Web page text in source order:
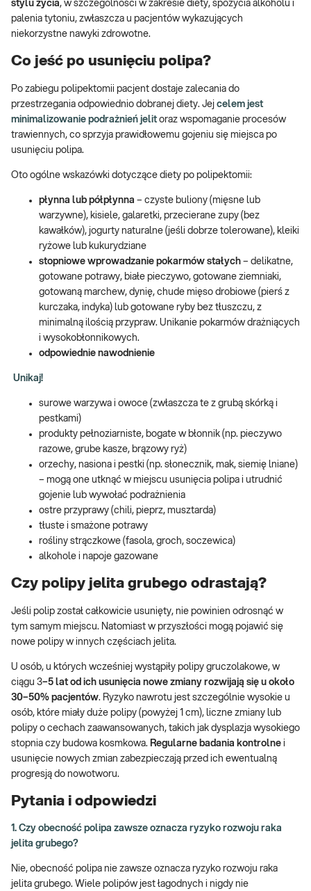
stylu życia, w szczególności w zakresie diety, spożycia alkoholu i
palenia tytoniu, zwłaszcza u pacjentów wykazujących
niekorzystne nawyki zdrowotne.
Co jeść po usunięciu polipa?
Po zabiegu polipektomii pacjent dostaje zalecania do
przestrzegania odpowiednio dobranej diety. Jej celem jest
minimalizowanie podrażnień jelit oraz wspomaganie procesów
trawiennych, co sprzyja prawidłowemu gojeniu się miejsca po
usunięciu polipa.
Oto ogólne wskazówki dotyczące diety po polipektomii:
płynna lub półpłynna – czyste buliony (mięsne lub
warzywne), kisiele, galaretki, przecierane zupy (bez
kawałków), jogurty naturalne (jeśli dobrze tolerowane), kleiki
ryżowe lub kukurydziane
stopniowe wprowadzanie pokarmów stałych – delikatne,
gotowane potrawy, białe pieczywo, gotowane ziemniaki,
gotowaną marchew, dynię, chude mięso drobiowe (pierś z
kurczaka, indyka) lub gotowane ryby bez tłuszczu, z
minimalną ilością przypraw. Unikanie pokarmów drażniących
i wysokobłonnikowych.
odpowiednie nawodnienie
Unikaj!
surowe warzywa i owoce (zwłaszcza te z grubą skórką i
pestkami)
produkty pełnoziarniste, bogate w błonnik (np. pieczywo
razowe, grube kasze, brązowy ryż)
orzechy, nasiona i pestki (np. słonecznik, mak, siemię lniane)
– mogą one utknąć w miejscu usunięcia polipa i utrudnić
gojenie lub wywołać podrażnienia
ostre przyprawy (chili, pieprz, musztarda)
tłuste i smażone potrawy
rośliny strączkowe (fasola, groch, soczewica)
alkohole i napoje gazowane
Czy polipy jelita grubego odrastają?
Jeśli polip został całkowicie usunięty, nie powinien odrosnąć w
tym samym miejscu. Natomiast w przyszłości mogą pojawić się
nowe polipy w innych częściach jelita.
U osób, u których wcześniej wystąpiły polipy gruczolakowe, w
ciągu 3–5 lat od ich usunięcia nowe zmiany rozwijają się u około
30–50% pacjentów. Ryzyko nawrotu jest szczególnie wysokie u
osób, które miały duże polipy (powyżej 1 cm), liczne zmiany lub
polipy o cechach zaawansowanych, takich jak dysplazja wysokiego
stopnia czy budowa kosmkowa. Regularne badania kontrolne i
usunięcie nowych zmian zabezpieczają przed ich ewentualną
progresją do nowotworu.
Pytania i odpowiedzi
1. Czy obecność polipa zawsze oznacza ryzyko rozwoju raka
jelita grubego?
Nie, obecność polipa nie zawsze oznacza ryzyko rozwoju raka
jelita grubego. Wiele polipów jest łagodnych i nigdy nie